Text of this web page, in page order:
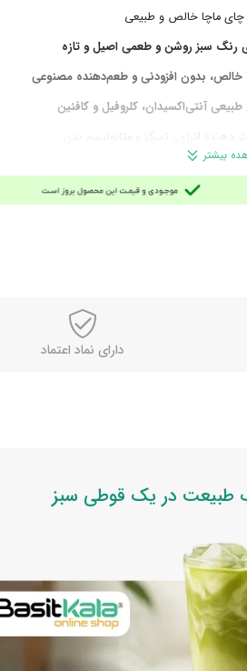
چای ماچا خالص و طبیعی
رنگ سبز روشن و طعمی اصیل و تازه
طبیعی آنتی‌اکسیدان، کلروفیل و کافئین
بسته‌بندی فلزی کوچک، زیبا و مقاوم
تهیه نوشیدنی‌های گرم و سرد، لته، دسر و کیک
بیشتر
دارای نماد اعتماد